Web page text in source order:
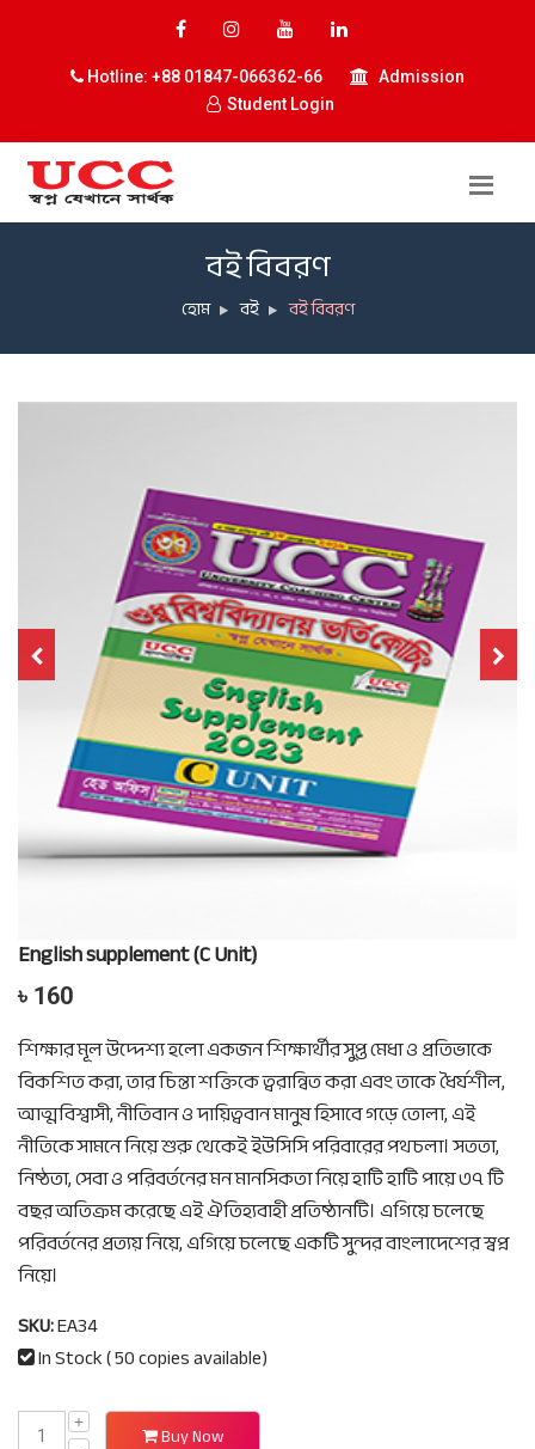
Hotline: +88 01847-066362-66
Admission
Student Login
বই বিবরণ
হোম বই বই বিবরণ
English supplement (C Unit)
৳ 160
শিক্ষার মূল উদ্দেশ্য হলো একজন শিক্ষার্থীর সুপ্ত মেধা ও প্রতিভাকে
বিকশিত করা, তার চিন্তা শক্তিকে ত্বরান্বিত করা এবং তাকে ধৈর্যশীল,
আত্মবিশ্বাসী, নীতিবান ও দায়িত্ববান মানুষ হিসাবে গড়ে তোলা, এই
নীতিকে সামনে নিয়ে শুরু থেকেই ইউসিসি পরিবারের পথচলা। সততা,
নিষ্ঠতা, সেবা ও পরিবর্তনের মন মানসিকতা নিয়ে হাটি হাটি পায়ে ৩৭ টি
বছর অতিক্রম করেছে এই ঐতিহ্যবাহী প্রতিষ্ঠানটি। এগিয়ে চলেছে
পরিবর্তনের প্রত্যয় নিয়ে, এগিয়ে চলেছে একটি সুন্দর বাংলাদেশের স্বপ্ন
নিয়ে।
SKU:EA34
In Stock ( 50 copies available)
Buy Now